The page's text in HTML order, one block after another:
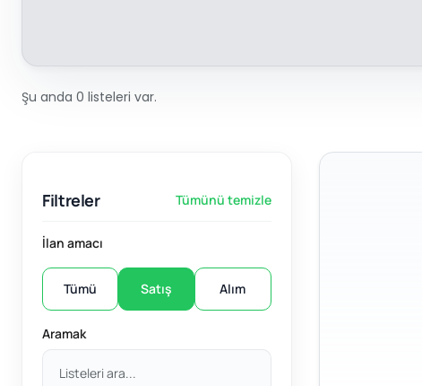
Şu anda 0 listeleri var.
Filtreler Tümünü temizle
İlan amacı
Tümü Satış Alım
Aramak